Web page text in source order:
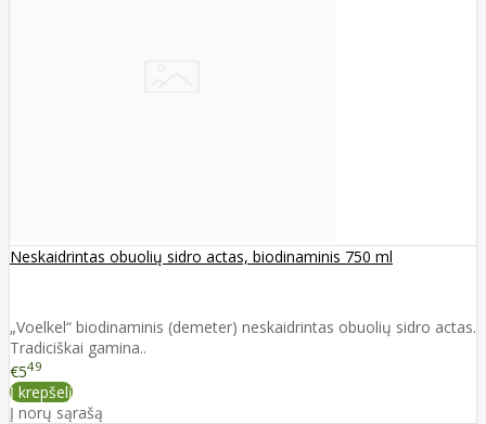
Neskaidrintas obuolių sidro actas, biodinaminis 750 ml
„Voelkel“ biodinaminis (demeter) neskaidrintas obuolių sidro actas.
Tradiciškai gamina..
€549
Į krepšelį
Į norų sąrašą